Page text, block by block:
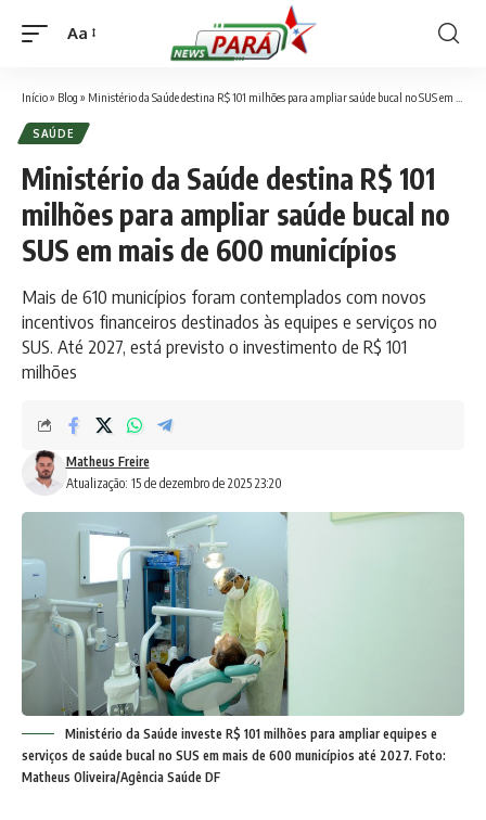
Font
Aa
Início» Blog » Ministério da Saúde destina R$ 101 milhões para ampliar saúde bucal no SUS em mais de 600 municípios
SAÚDE
Ministério da Saúde destina R$ 101
milhões para ampliar saúde bucal no
SUS em mais de 600 municípios
Mais de 610 municípios foram contemplados com novos
incentivos financeiros destinados às equipes e serviços no
SUS. Até 2027, está previsto o investimento de R$ 101
milhões
Atualização: 15 de dezembro de 2025 23:20
Matheus Freire
Ministério da Saúde investe R$ 101 milhões para ampliar equipes e
serviços de saúde bucal no SUS em mais de 600 municípios até 2027. Foto:
Matheus Oliveira/Agência Saúde DF